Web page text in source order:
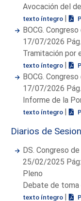
Avocación del
texto íntegro |
BOCG.
17/07/2026
Tramitación por
texto íntegro |
BOCG.
17/07/2026
Informe de la
texto íntegro |
Diarios de
DS. Congreso
25/02/2025
Pleno
Debate de toma
texto íntegro |